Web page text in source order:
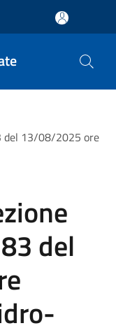
del 13/08/2025 ore
del